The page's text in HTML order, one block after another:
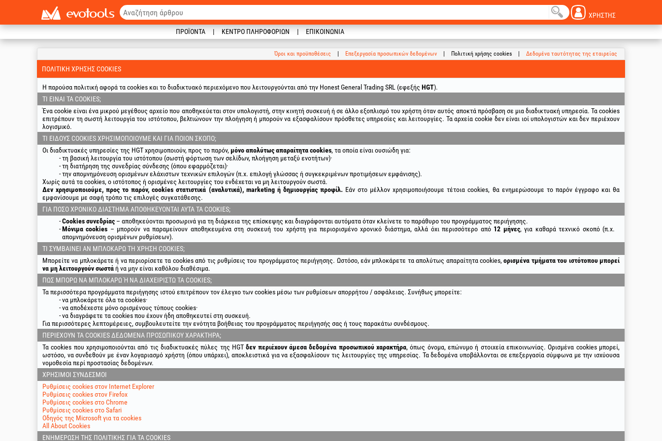
ΧΡΉΣΤΗΣ
ΠΡΟΪΌΝΤΑ ΚΈΝΤΡΟ ΠΛΗΡΟΦΟΡΙΏΝ ΕΠΙΚΟΙΝΩΝΊΑ
Όροι και προϋποθέσεις Επεξεργασία προσωπικών δεδομένων Πολιτική χρήσης cookies Δεδομένα ταυτότητας της εταιρείας
ΠΟΛΙΤΙΚΉ ΧΡΉΣΗΣ COOKIES
Η παρούσα πολιτική αφορά τα cookies και το διαδικτυακό περιεχόμενο που λειτουργούνται από την Honest General Trading SRL (εφεξής HGT).
ΤΙ ΕΊΝΑΙ ΤΑ COOKIES;
Ένα cookie είναι ένα μικρού μεγέθους αρχείο που αποθηκεύεται στον υπολογιστή, στην κινητή συσκευή ή σε άλλο εξοπλισμό του χρήστη όταν αυτός αποκτά πρόσβαση σε μια διαδικτυακή υπηρεσία. Τα cookies
επιτρέπουν τη σωστή λειτουργία του ιστότοπου, βελτιώνουν την πλοήγηση ή μπορούν να εξασφαλίσουν πρόσθετες υπηρεσίες και λειτουργίες. Τα αρχεία cookie δεν είναι ιοί υπολογιστών και δεν περιέχουν
λογισμικό.
ΤΙ ΕΊΔΟΥΣ COOKIES ΧΡΗΣΙΜΟΠΟΙΟΎΜΕ ΚΑΙ ΓΙΑ ΠΟΙΟΝ ΣΚΟΠΌ;
Οι διαδικτυακές υπηρεσίες της HGT χρησιμοποιούν, προς το παρόν, μόνο απολύτως απαραίτητα cookies, τα οποία είναι ουσιώδη για:
τη βασική λειτουργία του ιστότοπου (σωστή φόρτωση των σελίδων, πλοήγηση μεταξύ ενοτήτων)·
τη διατήρηση της συνεδρίας σύνδεσης (όπου εφαρμόζεται)·
την απομνημόνευση ορισμένων ελάχιστων τεχνικών επιλογών (π.χ. επιλογή γλώσσας ή συγκεκριμένων προτιμήσεων εμφάνισης).
Χωρίς αυτά τα cookies, ο ιστότοπος ή ορισμένες λειτουργίες του ενδέχεται να μη λειτουργούν σωστά.
Δεν χρησιμοποιούμε, προς το παρόν, cookies στατιστικά (αναλυτικά), marketing ή δημιουργίας προφίλ. Εάν στο μέλλον χρησιμοποιήσουμε τέτοια cookies, θα ενημερώσουμε το παρόν έγγραφο και θα
εμφανίσουμε με σαφή τρόπο τις επιλογές συγκατάθεσης.
ΓΙΑ ΠΌΣΟ ΧΡΟΝΙΚΌ ΔΙΆΣΤΗΜΑ ΑΠΟΘΗΚΕΎΟΝΤΑΙ ΑΥΤΆ ΤΑ COOKIES;
Cookies συνεδρίας – αποθηκεύονται προσωρινά για τη διάρκεια της επίσκεψης και διαγράφονται αυτόματα όταν κλείνετε το παράθυρο του προγράμματος περιήγησης.
Μόνιμα cookies – μπορούν να παραμείνουν αποθηκευμένα στη συσκευή του χρήστη για περιορισμένο χρονικό διάστημα, αλλά όχι περισσότερο από 12 μήνες, για καθαρά τεχνικό σκοπό (π.χ.
απομνημόνευση ορισμένων ρυθμίσεων).
ΤΙ ΣΥΜΒΑΊΝΕΙ ΑΝ ΜΠΛΟΚΆΡΩ ΤΗ ΧΡΉΣΗ COOKIES;
Μπορείτε να μπλοκάρετε ή να περιορίσετε τα cookies από τις ρυθμίσεις του προγράμματος περιήγησης. Ωστόσο, εάν μπλοκάρετε τα απολύτως απαραίτητα cookies,ορισμένα τμήματα του ιστότοπου μπορεί
να μη λειτουργούν σωστά ή να μην είναι καθόλου διαθέσιμα.
ΠΏΣ ΜΠΟΡΏ ΝΑ ΜΠΛΟΚΆΡΩ Ή ΝΑ ΔΙΑΧΕΙΡΙΣΤΏ ΤΑ COOKIES;
Τα περισσότερα προγράμματα περιήγησης ιστού επιτρέπουν τον έλεγχο των cookies μέσω των ρυθμίσεων απορρήτου / ασφάλειας. Συνήθως μπορείτε:
να μπλοκάρετε όλα τα cookies·
να αποδέχεστε μόνο ορισμένους τύπους cookies·
να διαγράφετε τα cookies που έχουν ήδη αποθηκευτεί στη συσκευή.
Για περισσότερες λεπτομέρειες, συμβουλευτείτε την ενότητα βοήθειας του προγράμματος περιήγησής σας ή τους παρακάτω συνδέσμους.
ΠΕΡΙΈΧΟΥΝ ΤΑ COOKIES ΔΕΔΟΜΈΝΑ ΠΡΟΣΩΠΙΚΟΎ ΧΑΡΑΚΤΉΡΑ;
Τα cookies που χρησιμοποιούνται από τις διαδικτυακές πύλες της HGTδεν περιέχουν άμεσα δεδομένα προσωπικού χαρακτήρα, όπως όνομα, επώνυμο ή στοιχεία επικοινωνίας. Ορισμένα cookies μπορεί,
ωστόσο, να συνδεθούν με έναν λογαριασμό χρήστη (όπου υπάρχει), αποκλειστικά για να εξασφαλίσουν τις λειτουργίες της υπηρεσίας. Τα δεδομένα υποβάλλονται σε επεξεργασία σύμφωνα με την ισχύουσα
νομοθεσία περί προστασίας δεδομένων.
ΧΡΉΣΙΜΟΙ ΣΎΝΔΕΣΜΟΙ
Ρυθμίσεις cookies στον Internet Explorer
Ρυθμίσεις cookies στον Firefox
Ρυθμίσεις cookies στο Chrome
Ρυθμίσεις cookies στο Safari
Οδηγός της Microsoft για τα cookies
All About Cookies
ΕΝΗΜΈΡΩΣΗ ΤΗΣ ΠΟΛΙΤΙΚΉΣ ΓΙΑ ΤΑ COOKIES